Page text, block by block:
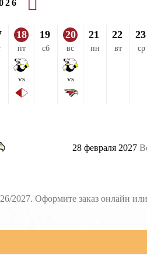
18
пт
vs
19
сб
20
вс
vs
21
пн
22
вт
23
ср
28 февраля 2027
Оформите заказ онлайн